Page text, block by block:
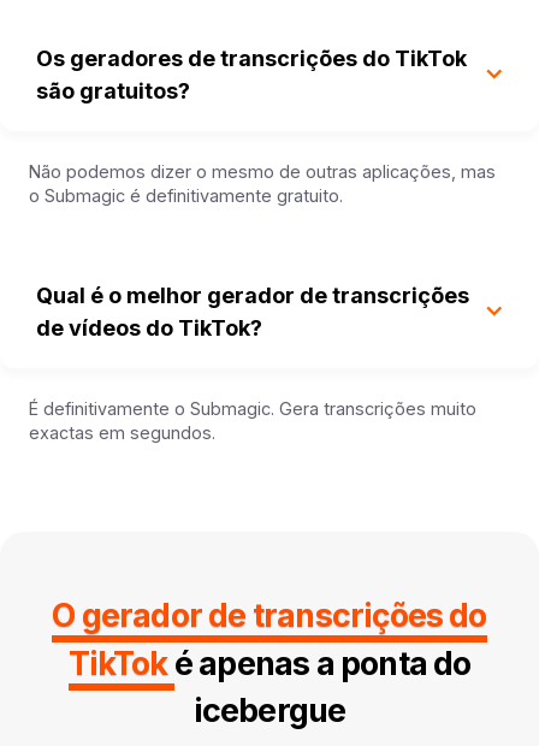
Os geradores de transcrições do TikTok
são gratuitos?
Não podemos dizer o mesmo de outras aplicações, mas
o Submagic é definitivamente gratuito.
Qual é o melhor gerador de transcrições
de vídeos do TikTok?
É definitivamente o Submagic. Gera transcrições muito
exactas em segundos.
O gerador de transcrições do
TikToké apenas a ponta do
icebergue